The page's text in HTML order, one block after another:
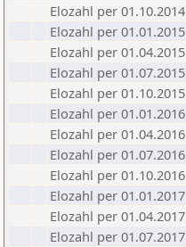
Elozahl per 01.10.2014
Elozahl per 01.01.2015
Elozahl per 01.04.2015
Elozahl per 01.07.2015
Elozahl per 01.10.2015
Elozahl per 01.01.2016
Elozahl per 01.04.2016
Elozahl per 01.07.2016
Elozahl per 01.10.2016
Elozahl per 01.01.2017
Elozahl per 01.04.2017
Elozahl per 01.07.2017